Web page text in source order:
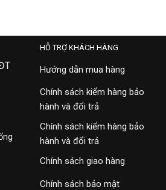
HỖ TRỢ KHÁCH HÀNG
Hướng dẫn mua hàng
Chính sách kiểm hàng bảo
hành và đổi trả
Chính sách kiểm hàng bảo
hành và đổi trả
Chính sách giao hàng
Chính sách bảo mật